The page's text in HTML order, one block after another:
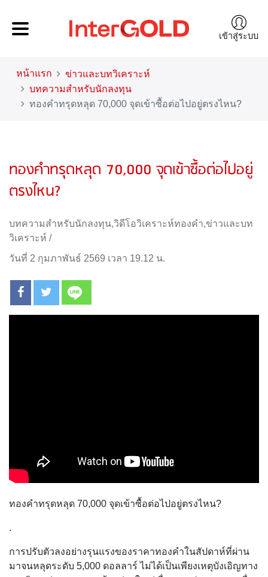
เข้าสู่ระบบ
หน้าแรก
ข่าวและบทวิเคราะห์
บทความสำหรับนักลงทุน
ทองคำทรุดหลุด 70,000 จุดเข้าซื้อต่อไปอยู่ตรงไหน?
ทองคำทรุดหลุด 70,000 จุดเข้าซื้อต่อไปอยู่
ตรงไหน?
บทความสำหรับนักลงทุน,วิดีโอวิเคราะห์ทองคำ,ข่าวและบท
วิเคราะห์ /
วันที่ 2 กุมภาพันธ์ 2569 เวลา 19.12 น.
ทองคำทรุดหลุด 70,000 จุดเข้าซื้อต่อไปอยู่ตรงไหน?
.
การปรับตัวลงอย่างรุนแรงของราคาทองคำในสัปดาห์ที่ผ่าน
มาจนหลุดระดับ 5,000 ดอลลาร์ ไม่ได้เป็นเพียงเหตุบังเอิญทาง